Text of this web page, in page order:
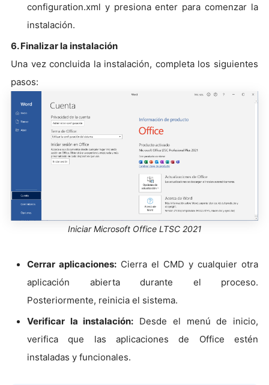
configuration.xml y presiona enter para comenzar la
instalación.
6. Finalizar la instalación
Una vez concluida la instalación, completa los siguientes
pasos:
Iniciar Microsoft Office LTSC 2021
Cerrar aplicaciones: Cierra el CMD y cualquier otra
aplicación abierta durante el proceso.
Posteriormente, reinicia el sistema.
Verificar la instalación: Desde el menú de inicio,
verifica que las aplicaciones de Office estén
instaladas y funcionales.